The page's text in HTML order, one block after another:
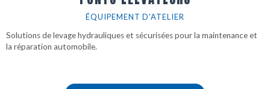
ÉQUIPEMENT D'ATELIER
Solutions de levage hydrauliques et sécurisées pour la maintenance et
la réparation automobile.